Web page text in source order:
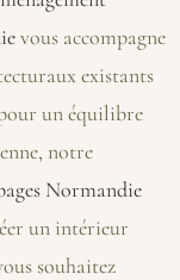
vous accompagne
existants
un équilibre
notre
Normandie
un intérieur
souhaitez